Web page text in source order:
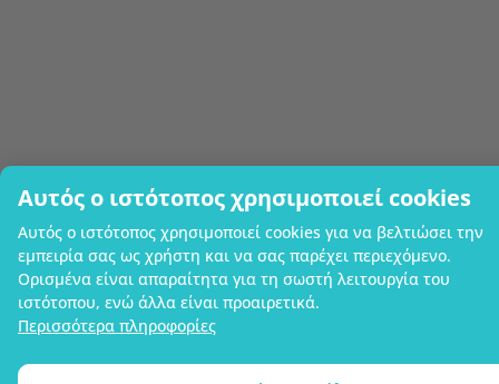
Αυτός ο ιστότοπος χρησιμοποιεί cookies
Αυτός ο ιστότοπος χρησιμοποιεί cookies για να βελτιώσει την
εμπειρία σας ως χρήστη και να σας παρέχει περιεχόμενο.
Ορισμένα είναι απαραίτητα για τη σωστή λειτουργία του
ιστότοπου, ενώ άλλα είναι προαιρετικά.
Περισσότερα πληροφορίες